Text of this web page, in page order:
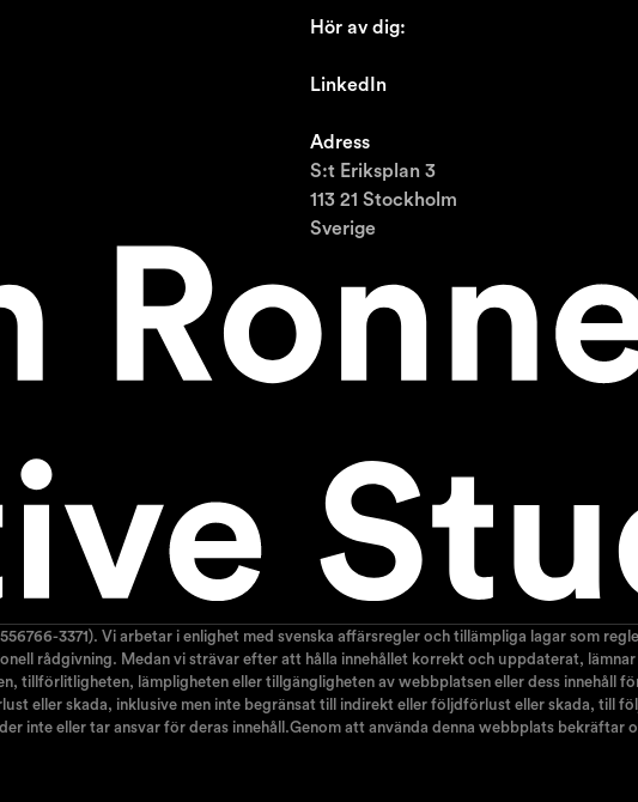
Hör av dig:
LinkedIn
Adress
S:t Eriksplan 3
113 21 Stockholm
Sverige
3371). Vi arbetar i enlighet med svenska affärsregler och tillämpliga lagar som
rådgivning. Medan vi strävar efter att hålla innehållet korrekt och uppdaterat,
tillförlitligheten, lämpligheten eller tillgängligheten av webbplatsen eller dess innehåll
eller skada, inklusive men inte begränsat till indirekt eller följdförlust eller skada, till
inte eller tar ansvar för deras innehåll.Genom att använda denna webbplats bekräftar